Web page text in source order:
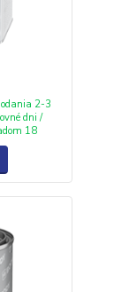
2-3
dni /
18